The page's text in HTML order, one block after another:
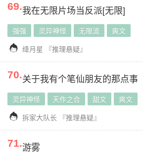
69.我在无限片场当反派[无限]
强强 灵异神怪 无限流 爽文
 绛月星 『推理悬疑』
70.关于我有个笔仙朋友的那点事
灵异神怪 天作之合 甜文 爽文
 拆家大队长 『推理悬疑』
71.游雾